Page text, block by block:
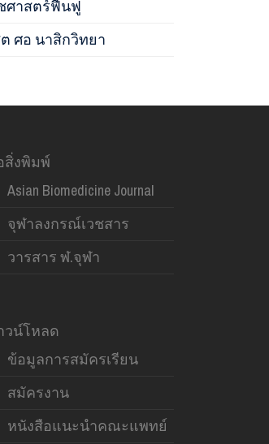
ศาสตร์ฟื้นฟู
ศอ นาสิกวิทยา
สิ่งพิมพ์
Asian Biomedicine Journal
จุฬาลงกรณ์เวชสาร
วารสาร ฬ.จุฬา
วน์โหลด
ข้อมูลการสมัครเรียน
สมัครงาน
หนังสือแนะนำคณะแพทย์